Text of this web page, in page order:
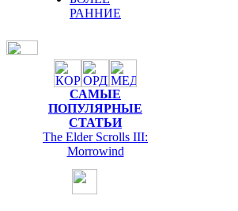
РАННИЕ
САМЫЕ
ПОПУЛЯРНЫЕ
СТАТЬИ
The Elder Scrolls III:
Morrowind